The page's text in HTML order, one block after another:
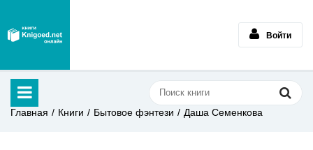
Войти
Главная Книги Бытовое фэнтези Даша Семенкова